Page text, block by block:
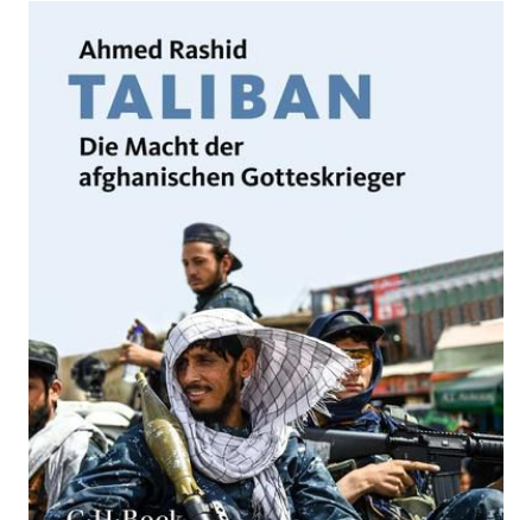
Taliban
Zur Wunschliste hinzufügen
Afghanistans Gotteskämpfer und der neue Krieg am
Ahmed Rashid
Verlag: C.H.Beck 17.02.2022
Buch 491 Seiten
Paperback
ISBN: 978-3-406-
78467-5